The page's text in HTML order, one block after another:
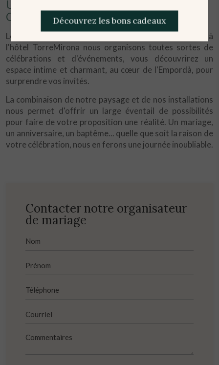
UNE JOURNÉE INCOMPARABLE AU
CŒUR DE L'EMPORDÀ
Les moments spéciaux méritent des lieux uniques, à
l'hôtel TorreMirona nous organisons toutes sortes de
célébrations et d'événements, vous découvrirez un
espace intime et charmant, au cœur de l'Empordà, pour
surprendre vos invités.
La combinaison de notre paysage et de nos installations
nous permet d'offrir un large éventail de possibilités
pour faire de votre proposition une réalité. Un mariage,
un anniversaire, un baptême... quelle que soit la raison de
votre célébration, nous en ferons une journée inoubliable.
Contacter notre organisateur
de mariage
Découvrez les bons cadeaux